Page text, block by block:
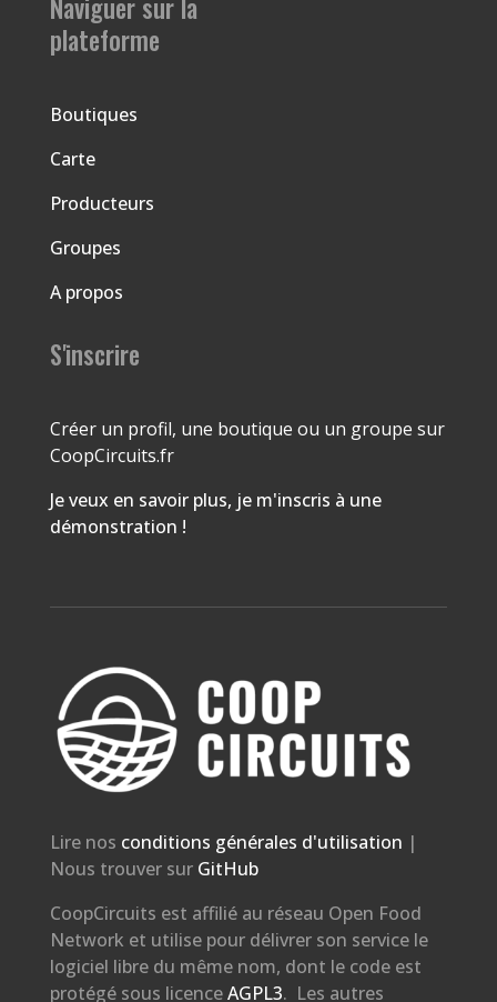
Naviguer sur la
plateforme
Boutiques
Carte
Producteurs
Groupes
A propos
S'inscrire
Créer un profil, une boutique ou un groupe sur
CoopCircuits.fr
Je veux en savoir plus, je m'inscris à une
démonstration !
Lire nos conditions générales d'utilisation |
Nous trouver sur GitHub
CoopCircuits est affilié au réseau Open Food
Network et utilise pour délivrer son service le
logiciel libre du même nom, dont le code est
protégé sous licenceAGPL3. Les autres